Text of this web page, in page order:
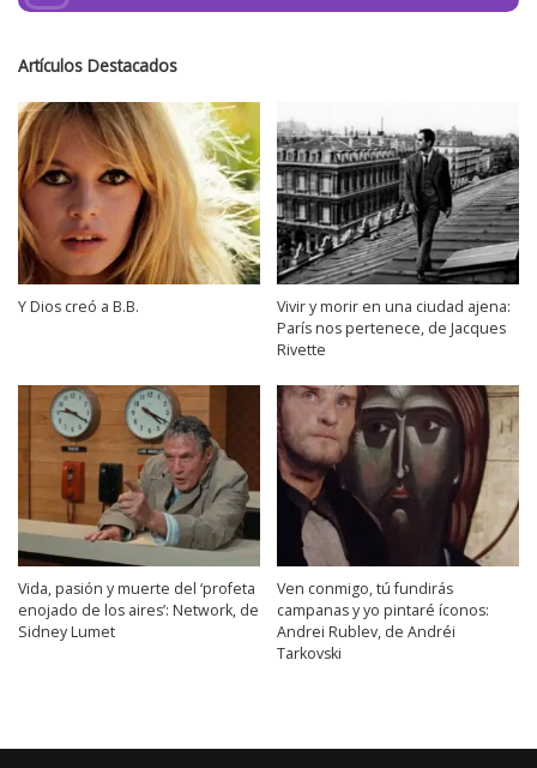
Artículos Destacados
Y Dios creó a B.B.
Vivir y morir en una ciudad ajena:
París nos pertenece, de Jacques
Rivette
Vida, pasión y muerte del ‘profeta
enojado de los aires’: Network, de
Sidney Lumet
Ven conmigo, tú fundirás
campanas y yo pintaré íconos:
Andrei Rublev, de Andréi
Tarkovski